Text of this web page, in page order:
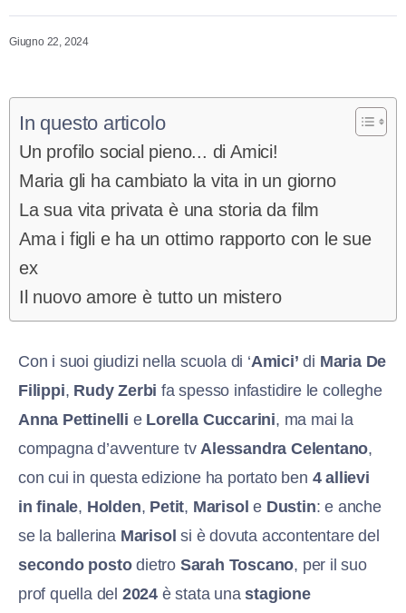
Giugno 22, 2024
In questo articolo
Un profilo social pieno... di Amici!
Maria gli ha cambiato la vita in un giorno
La sua vita privata è una storia da film
Ama i figli e ha un ottimo rapporto con le sue
ex
Il nuovo amore è tutto un mistero
Con i suoi giudizi nella scuola di ‘Amici’ di Maria De
Filippi, Rudy Zerbi fa spesso infastidire le colleghe
Anna Pettinelli e Lorella Cuccarini, ma mai la
compagna d’avventure tvAlessandra Celentano,
con cui in questa edizione ha portato ben 4 allievi
in finale, Holden, Petit, Marisol e Dustin: e anche
se la ballerina Marisol si è dovuta accontentare del
secondo postodietro Sarah Toscano, per il suo
prof quella del 2024 è stata unastagione